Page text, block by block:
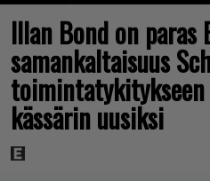
Illan Bond on
samankaltaisuus
kässärin uusiksi